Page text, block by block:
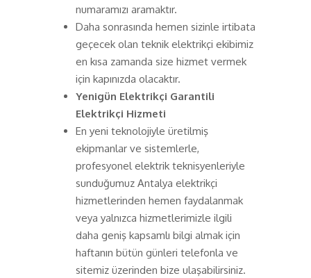
numaramızı aramaktır.
Daha sonrasında hemen sizinle irtibata
geçecek olan teknik elektrikçi ekibimiz
en kısa zamanda size hizmet vermek
için kapınızda olacaktır.
Yenigün Elektrikçi Garantili
Elektrikçi Hizmeti
En yeni teknolojiyle üretilmiş
ekipmanlar ve sistemlerle,
profesyonel elektrik teknisyenleriyle
sunduğumuz Antalya elektrikçi
hizmetlerinden hemen faydalanmak
veya yalnızca hizmetlerimizle ilgili
daha geniş kapsamlı bilgi almak için
haftanın bütün günleri telefonla ve
sitemiz üzerinden bize ulaşabilirsiniz.